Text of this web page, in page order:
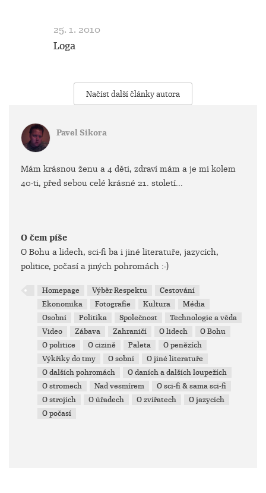
25. 1. 2010
Loga
Načíst další články autora
Pavel Sikora
Mám krásnou ženu a 4 děti, zdraví mám a je mi kolem
40-ti, před sebou celé krásné 21. století...
O čem píše
O Bohu a lidech, sci-fi ba i jiné literatuře, jazycích,
politice, počasí a jiných pohromách :-)
Homepage Výběr Respektu
Cestování
Ekonomika
Fotografie Kultura
Média
Osobní
Politika Společnost
Technologie a věda
Video
Zábava Zahraničí O lidech
O Bohu
O politice
O cizině Paleta
O penězích
Výkřiky do tmy
O sobní
O jiné literatuře
O dalších pohromách
O daních a dalších loupežích
O stromech
Nad vesmírem
O sci-fi & sama sci-fi
O strojích
O úřadech O zvířatech
O jazycích
O počasí